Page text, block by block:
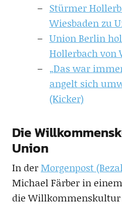
Stürmer
Wiesbaden zu
Union Berlin
Hollerbach von
„Das war
angelt sich
(Kicker)
Die
Union
In derMorgenpost
Michael Färber in
die Willkommenskultur